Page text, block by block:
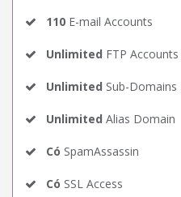
110 E-mail Accounts
Unlimited FTP Accounts
Unlimited Sub-Domains
Unlimited Alias Domain
Có SpamAssassin
Có SSL Access